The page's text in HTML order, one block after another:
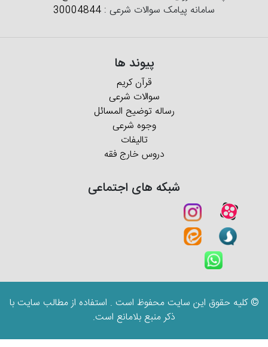
سامانه پیامک سوالات شرعی : 30004844
پیوند ها
قرآن کریم
سوالات شرعی
رساله توضیح المسائل
وجوه شرعی
تالیفات
دروس خارج فقه
شبکه های اجتماعی
© کلیه حقوق این سایت محفوظ است . استفاده از مطالب سایت با
ذکر منبع بلامانع است.